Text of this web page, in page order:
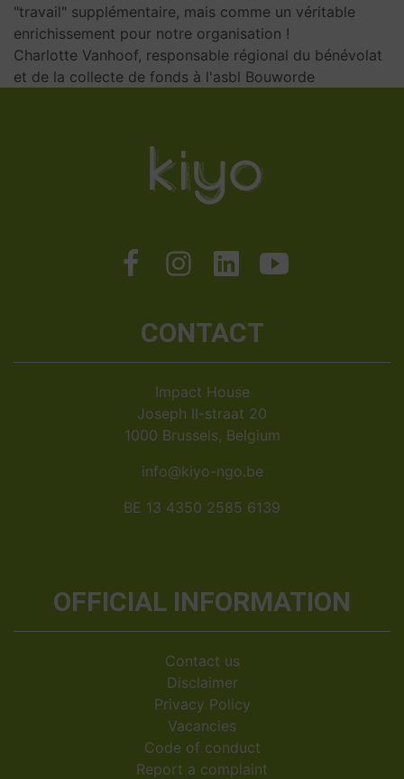
"travail" supplémentaire, mais comme un véritable
enrichissement pour notre organisation !
Charlotte Vanhoof, responsable régional du bénévolat
et de la collecte de fonds à l'asbl Bouworde
CONTACT
Impact House
Joseph II-straat 20
1000 Brussels, Belgium
info@kiyo-ngo.be
BE 13 4350 2585 6139
OFFICIAL INFORMATION
Contact us
Disclaimer
Privacy Policy
Vacancies
Code of conduct
Report a complaint